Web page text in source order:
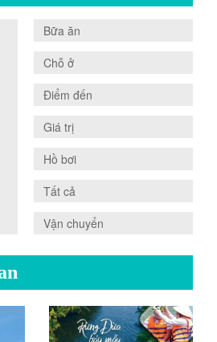
0.0Bữa ăn
0.0
Chỗ ở
0.0
Điểm đến
0.0
Giá trị
0.0Hồ bơi
0.0
Tất cả
0.0
Vận chuyển